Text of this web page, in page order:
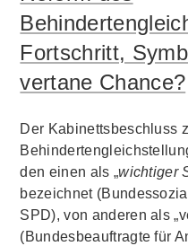
Fortschritt,
vertane Chance?
Der Kabinettsbeschluss
den einen als „wichtiger
bezeichnet
SPD), von anderen als
(Bundesbeauftragte für